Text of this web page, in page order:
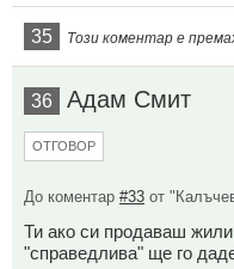
35 Този коментар е
36 Адам Смит
ОТГОВОР
До коментар #33 от
Ти ако си продаваш
"справедлива" ще го